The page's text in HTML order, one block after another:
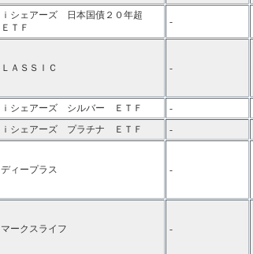
ｉシェアーズ 日本国債２０年超
ＥＴＦ
-
ＬＡＳＳＩＣ -
ｉシェアーズ シルバー ＥＴＦ -
ｉシェアーズ プラチナ ＥＴＦ -
ディープラス -
マークスライフ -